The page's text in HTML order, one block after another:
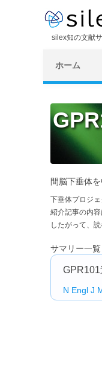
silex知の文献
ホーム
間脳下垂体
下垂体プロジ
紹介記事の内
したがって、
サマリー一覧
N Engl J